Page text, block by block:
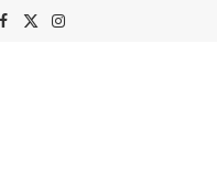
Facebook
X
Instagram